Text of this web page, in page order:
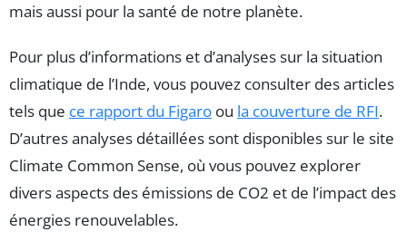
mais aussi pour la santé de notre planète.
Pour plus d’informations et d’analyses sur la situation
climatique de l’Inde, vous pouvez consulter des articles
tels que ce rapport du Figaro ou la couverture de RFI.
D’autres analyses détaillées sont disponibles sur le site
Climate Common Sense, où vous pouvez explorer
divers aspects des émissions de CO2 et de l’impact des
énergies renouvelables.